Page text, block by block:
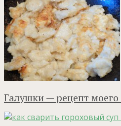
Галушки — рецепт